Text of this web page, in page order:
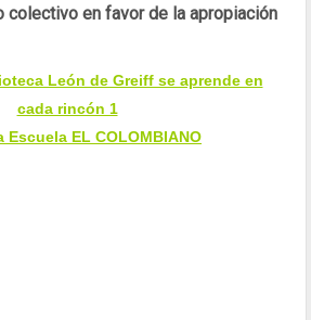
colectivo en favor de la apropiación
León de Greiff se aprende en
cada rincón 1
Escuela EL COLOMBIANO